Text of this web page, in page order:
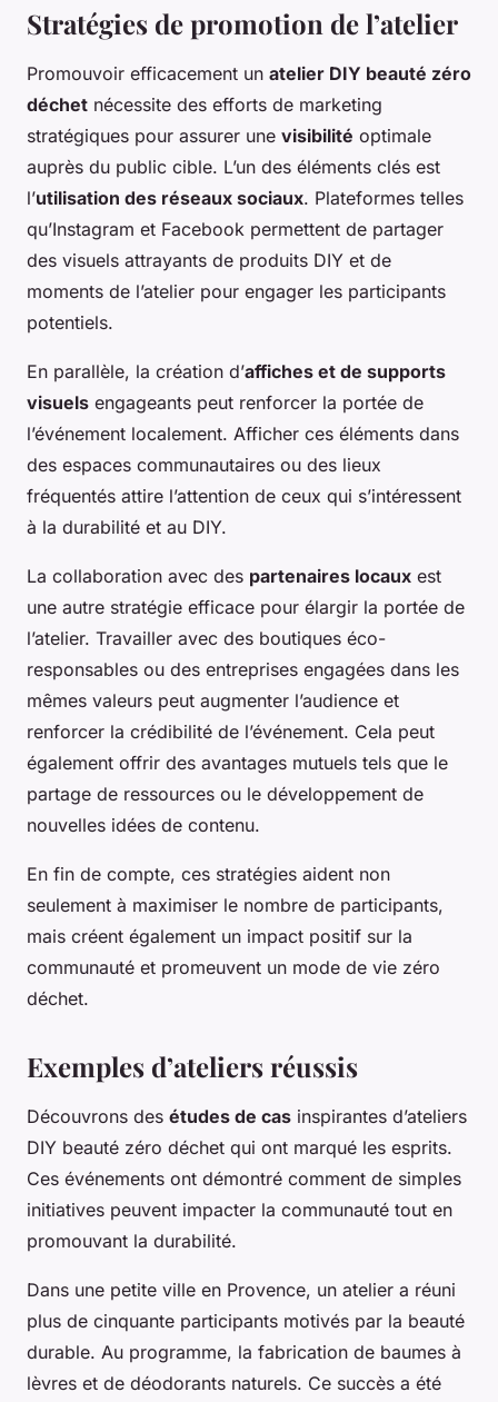
Stratégies de promotion de l’atelier
Promouvoir efficacement un atelier DIY beauté zéro
déchet nécessite des efforts de marketing
stratégiques pour assurer une visibilité optimale
auprès du public cible. L’un des éléments clés est
l’utilisation des réseaux sociaux. Plateformes telles
qu’Instagram et Facebook permettent de partager
des visuels attrayants de produits DIY et de
moments de l’atelier pour engager les participants
potentiels.
En parallèle, la création d’affiches et de supports
visuels engageants peut renforcer la portée de
l’événement localement. Afficher ces éléments dans
des espaces communautaires ou des lieux
fréquentés attire l’attention de ceux qui s’intéressent
à la durabilité et au DIY.
La collaboration avec des partenaires locaux est
une autre stratégie efficace pour élargir la portée de
l’atelier. Travailler avec des boutiques éco-
responsables ou des entreprises engagées dans les
mêmes valeurs peut augmenter l’audience et
renforcer la crédibilité de l’événement. Cela peut
également offrir des avantages mutuels tels que le
partage de ressources ou le développement de
nouvelles idées de contenu.
En fin de compte, ces stratégies aident non
seulement à maximiser le nombre de participants,
mais créent également un impact positif sur la
communauté et promeuvent un mode de vie zéro
déchet.
Exemples d’ateliers réussis
Découvrons des études de cas inspirantes d’ateliers
DIY beauté zéro déchet qui ont marqué les esprits.
Ces événements ont démontré comment de simples
initiatives peuvent impacter la communauté tout en
promouvant la durabilité.
Dans une petite ville en Provence, un atelier a réuni
plus de cinquante participants motivés par la beauté
durable. Au programme, la fabrication de baumes à
lèvres et de déodorants naturels. Ce succès a été